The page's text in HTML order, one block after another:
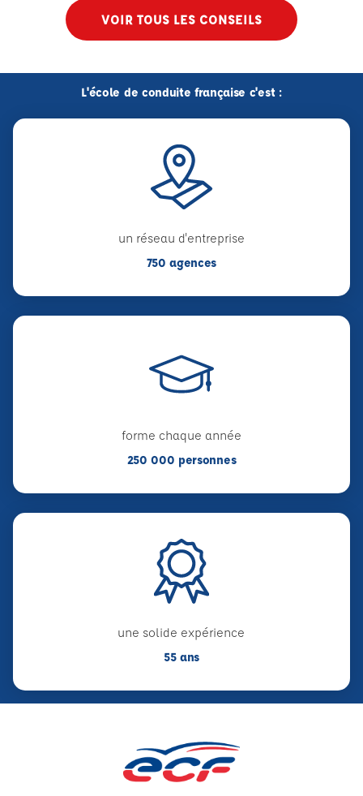
VOIR TOUS LES CONSEILS
L'école de conduite française c'est :
un réseau d'entreprise
750 agences
forme chaque année
250 000 personnes
une solide expérience
55 ans